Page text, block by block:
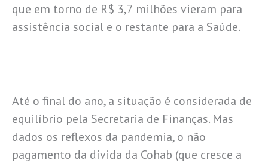
que em torno de R$ 3,7 milhões vieram para
assistência social e o restante para a Saúde.
Até o final do ano, a situação é considerada de
equilíbrio pela Secretaria de Finanças. Mas
dados os reflexos da pandemia, o não
pagamento da dívida da Cohab (que cresce a